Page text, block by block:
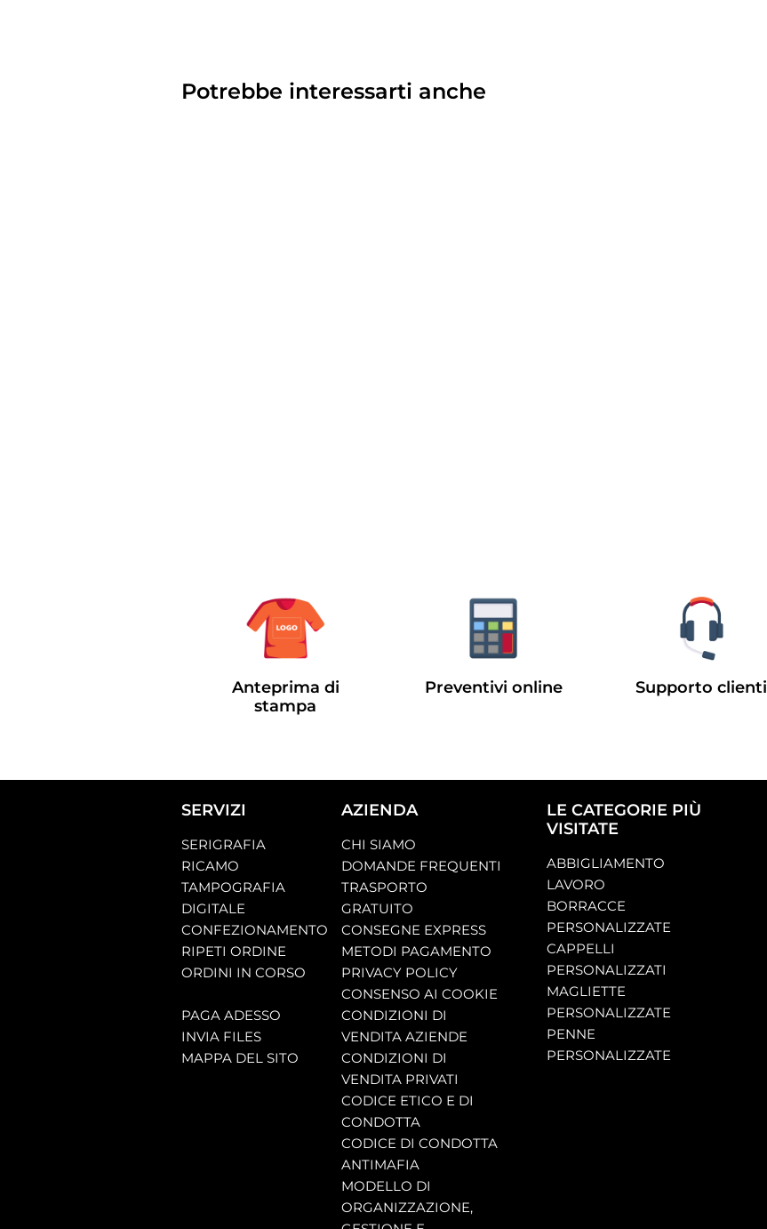
Potrebbe interessarti anche
Anteprima di
stampa
Preventivi online Supporto clienti
SERVIZI
SERIGRAFIA
RICAMO
TAMPOGRAFIA
DIGITALE
CONFEZIONAMENTO
RIPETI ORDINE
ORDINI IN CORSO
PAGA ADESSO
INVIA FILES
MAPPA DEL SITO
AZIENDA
CHI SIAMO
DOMANDE FREQUENTI
TRASPORTO
GRATUITO
CONSEGNE EXPRESS
METODI PAGAMENTO
PRIVACY POLICY
CONSENSO AI COOKIE
CONDIZIONI DI
VENDITA AZIENDE
CONDIZIONI DI
VENDITA PRIVATI
CODICE ETICO E DI
CONDOTTA
CODICE DI CONDOTTA
ANTIMAFIA
MODELLO DI
ORGANIZZAZIONE,
LE CATEGORIE PIÙ
VISITATE
ABBIGLIAMENTO
LAVORO
BORRACCE
PERSONALIZZATE
CAPPELLI
PERSONALIZZATI
MAGLIETTE
PERSONALIZZATE
PENNE
PERSONALIZZATE